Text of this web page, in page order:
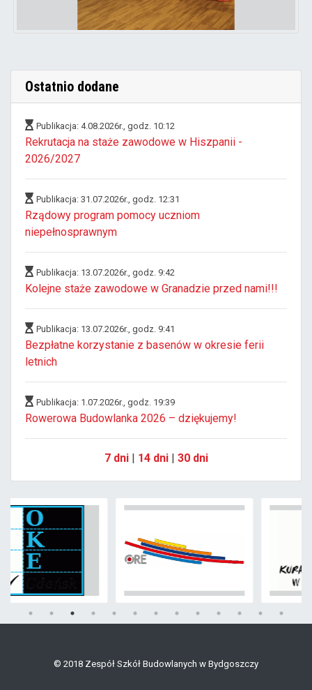
Ostatnio dodane
Publikacja: 4.08.2026r., godz. 10:12
Rekrutacja na staże zawodowe w Hiszpanii -
2026/2027
Publikacja: 31.07.2026r., godz. 12:31
Rządowy program pomocy uczniom
niepełnosprawnym
Publikacja: 13.07.2026r., godz. 9:42
Kolejne staże zawodowe w Granadzie przed nami!!!
Publikacja: 13.07.2026r., godz. 9:41
Bezpłatne korzystanie z basenów w okresie ferii
letnich
Publikacja: 1.07.2026r., godz. 19:39
Rowerowa Budowlanka 2026 – dziękujemy!
7 dni| 14 dni| 30 dni
© 2018 Zespół Szkół Budowlanych w Bydgoszczy